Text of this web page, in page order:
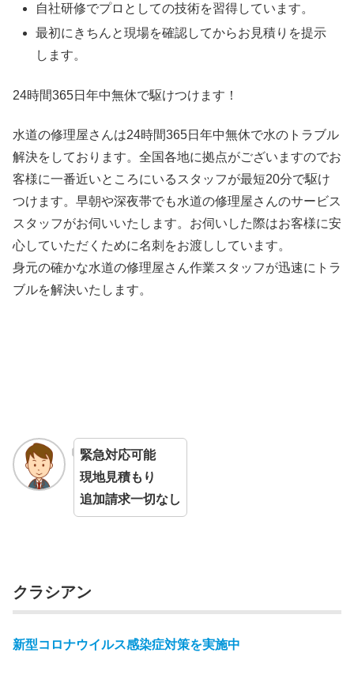
自社研修でプロとしての技術を習得しています。
最初にきちんと現場を確認してからお見積りを提示
します。
24時間365日 年中無休で駆けつけます！
水道の修理屋さんは24時間365日年中無休で水のトラブル
解決をしております。全国各地に拠点がございますのでお
客様に一番近いところにいるスタッフが最短20分で駆け
つけます。早朝や深夜帯でも水道の修理屋さんのサービス
スタッフがお伺いいたします。お伺いした際はお客様に安
心していただくために名刺をお渡ししています。
身元の確かな水道の修理屋さん作業スタッフが迅速にトラ
ブルを解決いたします。
緊急対応可能
現地見積もり
追加請求一切なし
クラシアン
新型コロナウイルス感染症対策を実施中